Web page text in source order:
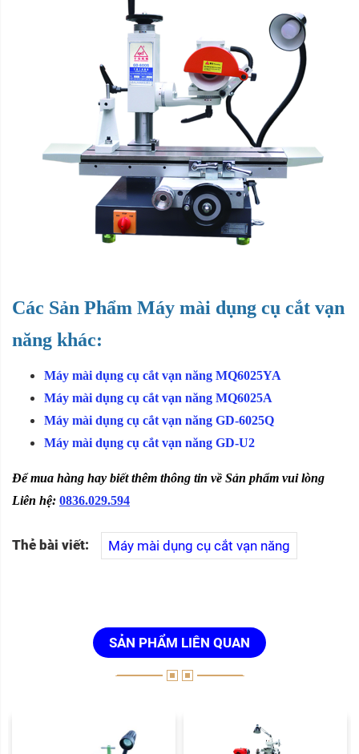
Các Sản Phẩm Máy mài dụng cụ cắt vạn
năng khác:
Máy mài dụng cụ cắt vạn năng MQ6025YA
Máy mài dụng cụ cắt vạn năng MQ6025A
Máy mài dụng cụ cắt vạn năng GD-6025Q
Máy mài dụng cụ cắt vạn năng GD-U2
Để mua hàng hay biết thêm thông tin về Sản phẩm vui lòng
Liên hệ: 0836.029.594
Thẻ bài viết: Máy mài dụng cụ cắt vạn năng
SẢN PHẨM LIÊN QUAN